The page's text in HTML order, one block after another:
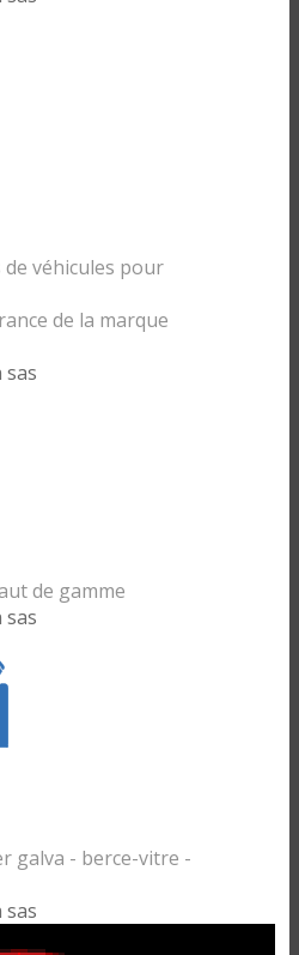
de véhicules pour
de la marque
sas
de gamme
sas
galva - berce-vitre -
sas